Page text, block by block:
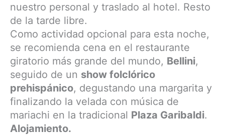
nuestro personal y traslado al hotel. Resto
de la tarde libre.
Como actividad opcional para esta noche,
se recomienda cena en el restaurante
giratorio más grande del mundo, Bellini,
seguido de un show folclórico
prehispánico, degustando una margarita y
finalizando la velada con música de
mariachi en la tradicional Plaza Garibaldi.
Alojamiento.